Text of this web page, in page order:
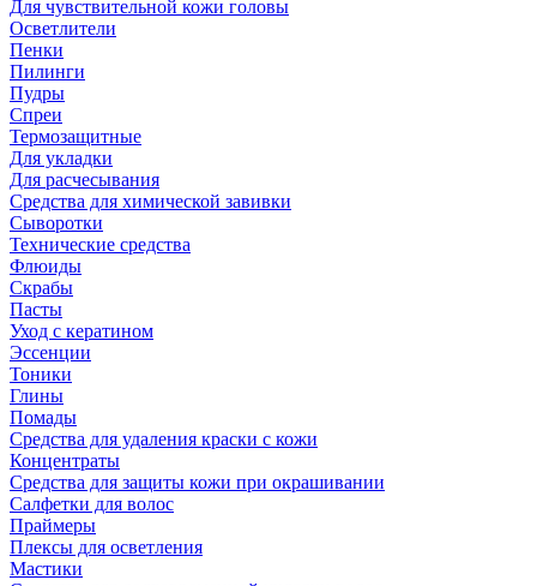
Для чувствительной кожи головы
Осветлители
Пенки
Пилинги
Пудры
Спреи
Термозащитные
Для укладки
Для расчесывания
Средства для химической завивки
Сыворотки
Технические средства
Флюиды
Скрабы
Пасты
Уход с кератином
Эссенции
Тоники
Глины
Помады
Средства для удаления краски с кожи
Концентраты
Средства для защиты кожи при окрашивании
Салфетки для волос
Праймеры
Плексы для осветления
Мастики